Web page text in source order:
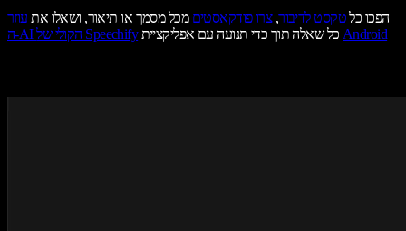
הפכו כלטקסט לדיבור,צרו פודקאסטים מכל מסמך או תיאור, ושאלו את עוזר
ה-AI הקולי של Speechify
כל שאלה תוך כדי תנועה עם אפליקצייתAndroid